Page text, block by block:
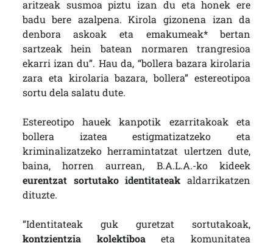
aritzeak susmoa piztu izan du eta honek ere
badu bere azalpena. Kirola gizonena izan da
denbora askoak eta emakumeak* bertan
sartzeak hein batean normaren trangresioa
ekarri izan du”. Hau da, “bollera bazara kirolaria
zara eta kirolaria bazara, bollera” estereotipoa
sortu dela salatu dute.
Estereotipo hauek kanpotik ezarritakoak eta
bollera izatea estigmatizatzeko eta
kriminalizatzeko herramintatzat ulertzen dute,
baina, horren aurrean, B.A.L.A.-ko kideek
eurentzat sortutako identitateak aldarrikatzen
dituzte.
“Identitateak guk guretzat sortutakoak,
kontzientzia kolektiboaeta komunitatea